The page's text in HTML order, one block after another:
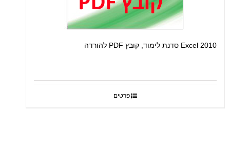
Excel 2010 סדנת לימוד, קובץ PDF להורדה
פרטים